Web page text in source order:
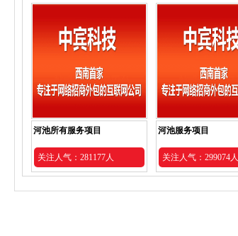
河池所有服务项目
关注人气：281177人
河池服务项目
关注人气：299074人